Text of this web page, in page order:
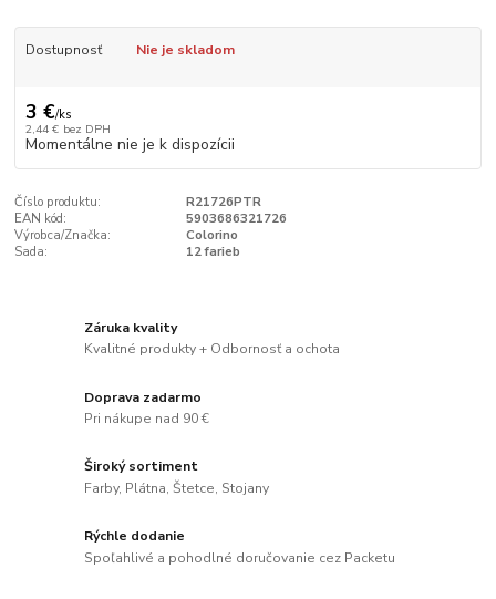
Dostupnosť Nie je skladom
3 €/ks
2,44 € bez DPH
Momentálne nie je k dispozícii
Číslo produktu:
R21726PTR
EAN kód:
5903686321726
Výrobca/Značka:
Colorino
Sada:
12 farieb
Záruka kvality
Kvalitné produkty + Odbornosť a ochota
Doprava zadarmo
Pri nákupe nad 90 €
Široký sortiment
Farby, Plátna, Štetce, Stojany
Rýchle dodanie
Spoľahlivé a pohodlné doručovanie cez Packetu